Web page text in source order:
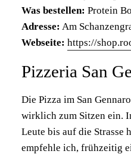
Was bestellen: Protein
Adresse: Am
Webseite: https://
Pizzeria San
Die Pizza im San
wirklich zum Sitzen ein.
Leute bis auf die Strasse
empfehle ich, frühzeitig